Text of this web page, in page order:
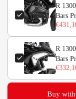
R
Bars
R
Bars
Buy with